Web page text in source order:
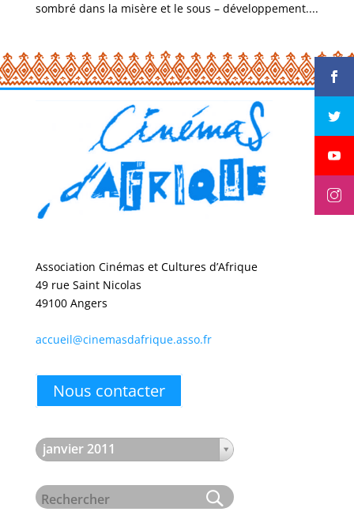
sombré dans la misère et le sous – développement....
Association Cinémas et Cultures d’Afrique
49 rue Saint Nicolas
49100 Angers
accueil@cinemasdafrique.asso.fr
Nous contacter
janvier 2011